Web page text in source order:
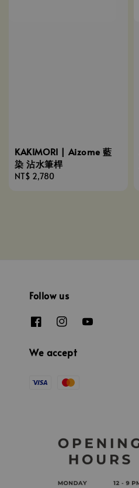
KAKIMORI | Aizome 藍
染 沾水筆桿
Regular
NT$ 2,780
Follow us
We accept